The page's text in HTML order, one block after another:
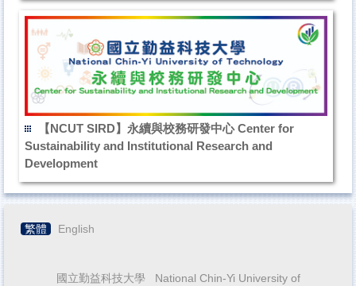
【NCUT SIRD】永續與校務研發中心 Center for
Sustainability and Institutional Research and
Development
繁體 English
國立勤益科技大學 National Chin-Yi University of